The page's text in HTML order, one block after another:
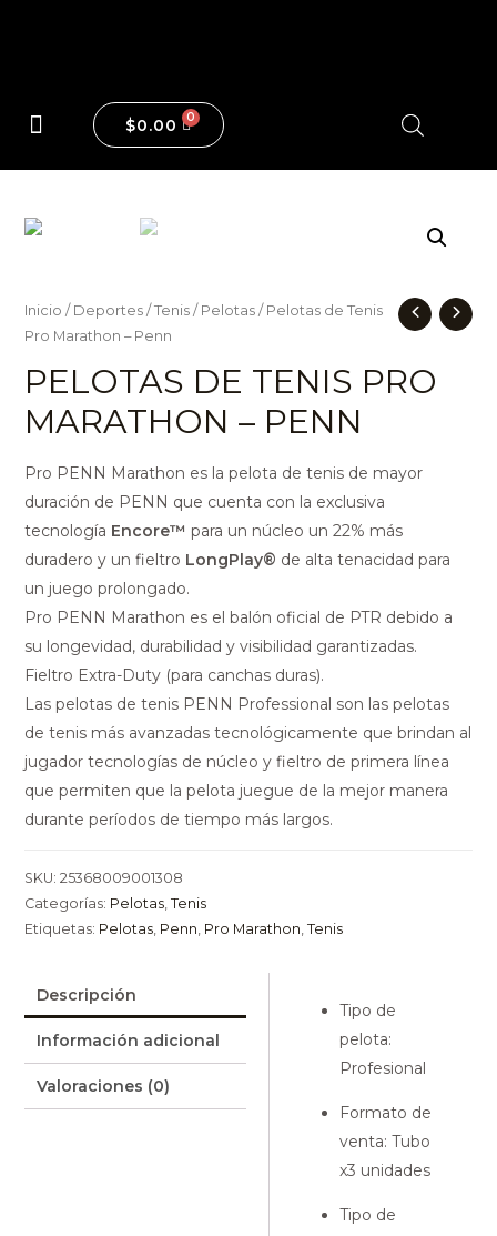
$0.00
Inicio / Deportes/Tenis/ Pelotas/ Pelotas de Tenis
Pro Marathon – Penn
PELOTAS DE TENIS PRO
MARATHON – PENN
Pro PENN Marathon es la pelota de tenis de mayor
duración de PENN que cuenta con la exclusiva
tecnología Encore™ para un núcleo un 22% más
duradero y un fieltro LongPlay® de alta tenacidad para
un juego prolongado.
Pro PENN Marathon es el balón oficial de PTR debido a
su longevidad, durabilidad y visibilidad garantizadas.
Fieltro Extra-Duty (para canchas duras).
Las pelotas de tenis PENN Professional son las pelotas
de tenis más avanzadas tecnológicamente que brindan al
jugador tecnologías de núcleo y fieltro de primera línea
que permiten que la pelota juegue de la mejor manera
durante períodos de tiempo más largos.
SKU: 25368009001308
Categorías: Pelotas, Tenis
Etiquetas: Pelotas, Penn, Pro Marathon, Tenis
Descripción
Información adicional
Valoraciones (0)
Tipo de
pelota:
Profesional
Formato de
venta: Tubo
x3 unidades
Tipo de